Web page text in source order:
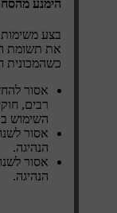
הימנע
בצע
את תשומת
כשהמכונית
אסור
רבים,
השימוש
אסור
הנהיגה.
אסור
הנהיגה.